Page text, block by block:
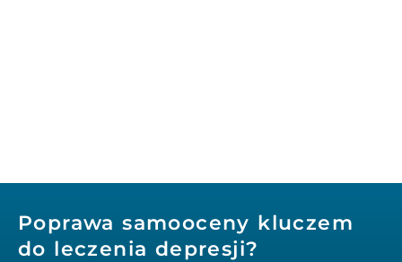
Poprawa samooceny kluczem
do leczenia depresji?